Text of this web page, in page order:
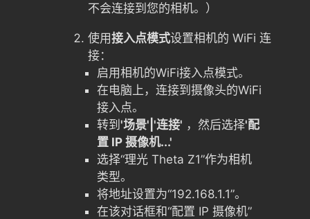
不会连接到您的相机。）
使用接入点模式设置相机的 WiFi 连
接：
启用相机的WiFi接入点模式。
在电脑上，连接到摄像头的WiFi
接入点。
转到 '场景'|'连接' ，然后选择'配
置 IP 摄像机...'
选择“理光 Theta Z1”作为相机
类型。
将地址设置为“192.168.1.1”。
在该对话框和“配置 IP 摄像机”